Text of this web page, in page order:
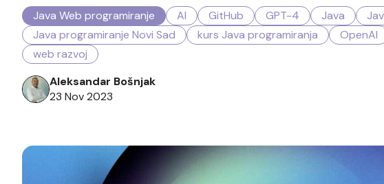
Java Web programiranje AI GitHub GPT-4 Java
Java programiranje Novi Sad
kurs Java programiranja OpenAI
web razvoj
Aleksandar Bošnjak
23 Nov 2023